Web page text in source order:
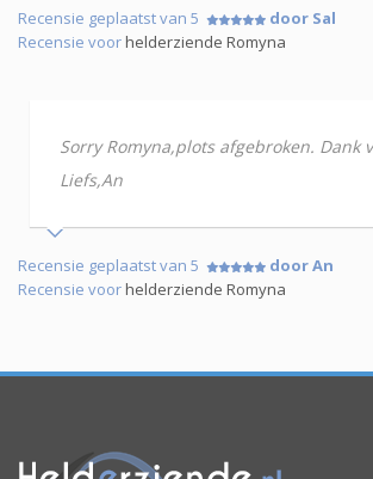
Recensie geplaatst van 5
door Sal
Recensie voorhelderziende Romyna
Sorry Romyna,plots afgebroken. Dank
Liefs,An
Recensie geplaatst van 5
door An
Recensie voorhelderziende Romyna